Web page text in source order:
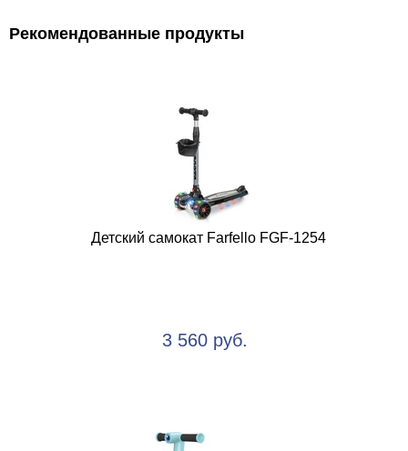
Рекомендованные продукты
Детский самокат Farfello FGF-1254
3 560 руб.